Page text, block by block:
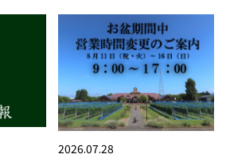
2026.07.28